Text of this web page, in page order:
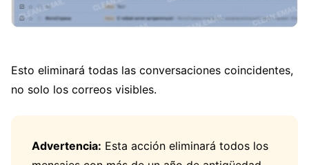
Esto eliminará todas las conversaciones coincidentes,
no solo los correos visibles.
Advertencia: Esta acción eliminará todos los